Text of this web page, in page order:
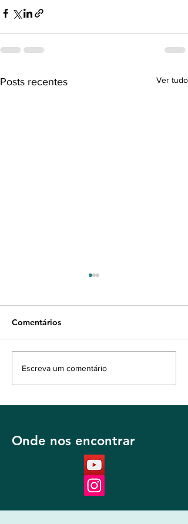
Posts recentes Ver tudo
Leitura do Evangelho de
João 4:43-54
Comentários
Escreva um comentário
Onde nos encontrar